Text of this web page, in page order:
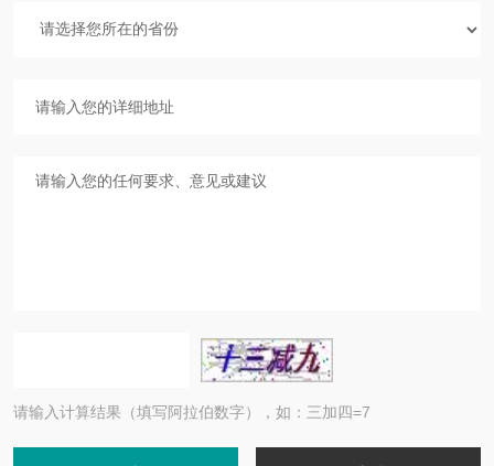
请输入计算结果（填写阿拉伯数字），如：三加四=7